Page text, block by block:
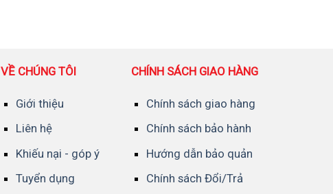
VỀ CHÚNG TÔI
Giới thiệu
Liên hệ
Khiếu nại - góp ý
Tuyển dụng
CHÍNH SÁCH GIAO HÀNG
Chính sách giao hàng
Chính sách bảo hành
Hướng dẫn bảo quản
Chính sách Đổi/Trả